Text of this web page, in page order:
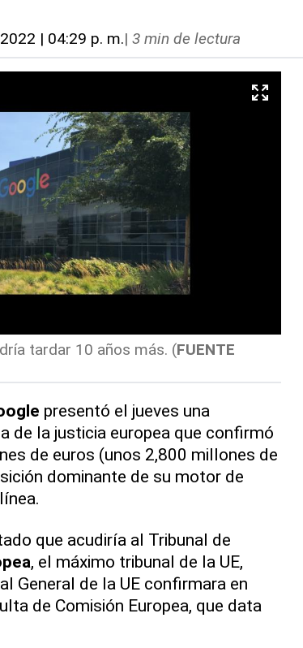
| 04:29 p. m.| 3 min de lectura
tardar 10 años más. (FUENTE
presentó el jueves una
de la justicia europea que confirmó
de euros (unos 2,800 millones de
dominante de su motor de
que acudiría al Tribunal de
, el máximo tribunal de la UE,
General de la UE confirmara en
de Comisión Europea, que data